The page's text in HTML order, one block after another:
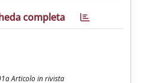
completa
Articolo in rivista